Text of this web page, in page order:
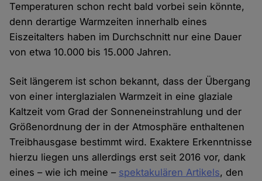
Temperaturen schon recht bald vorbei sein könnte,
denn derartige Warmzeiten innerhalb eines
Eiszeitalters haben im Durchschnitt nur eine Dauer
von etwa 10.000 bis 15.000 Jahren.
Seit längerem ist schon bekannt, dass der Übergang
von einer interglazialen Warmzeit in eine glaziale
Kaltzeit vom Grad der Sonneneinstrahlung und der
Größenordnung der in der Atmosphäre enthaltenen
Treibhausgase bestimmt wird. Exaktere Erkenntnisse
hierzu liegen uns allerdings erst seit 2016 vor, dank
eines – wie ich meine – spektakulären Artikels, den